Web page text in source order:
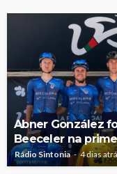
Abner González
Beeceler na
Rádio Sintonia 4 dias